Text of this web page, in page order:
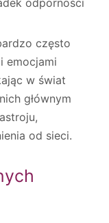
odporności
często
emocjami
w świat
głównym
od sieci.